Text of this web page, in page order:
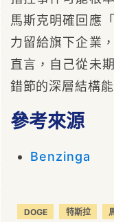
馬斯克明確回應
力留給旗下企業
直言，自己從未
錯節的深層結構
參考來源
Benzinga
DOGE 特斯拉